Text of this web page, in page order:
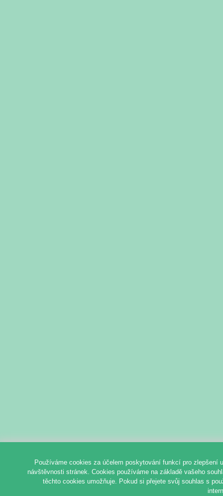
Používáme cookies za účelem poskytování funkcí pro zlepšení
návštěvnosti stránek. Cookies používáme na základě vašeho
těchto cookies umožňuje. Pokud si přejete svůj souhlas s